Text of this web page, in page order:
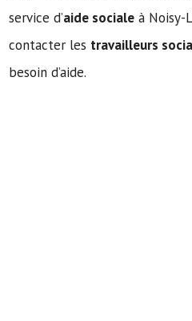
service d’aide sociale à Noisy-
contacter les travailleurs
besoin d’aide.